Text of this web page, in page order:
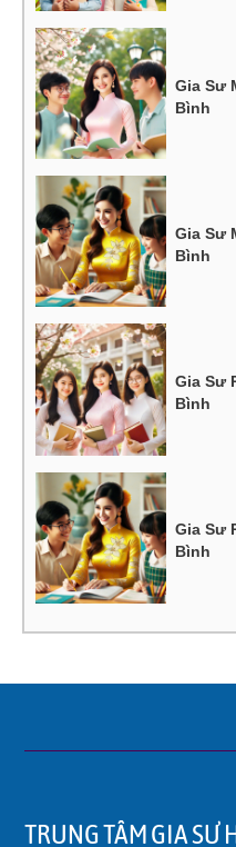
Gia Sư
Bình
Gia Sư
Bình
Gia Sư
Bình
Gia Sư
Bình
TRUNG TÂM GIA SƯ